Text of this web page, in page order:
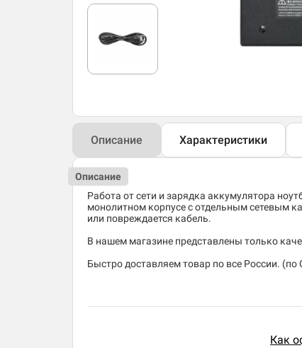
Описание Характеристики
Описание
Работа от сети и зарядка аккумулятора
монолитном корпусе с отдельным сетевым
или повреждается кабель.
В нашем магазине представлены только
Быстро доставляем товар по все России. (по
Как